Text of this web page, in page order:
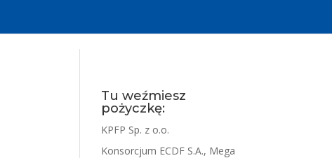
Tu weźmiesz
pożyczkę:
KPFP Sp. z o.o.
Konsorcjum ECDF S.A., Mega